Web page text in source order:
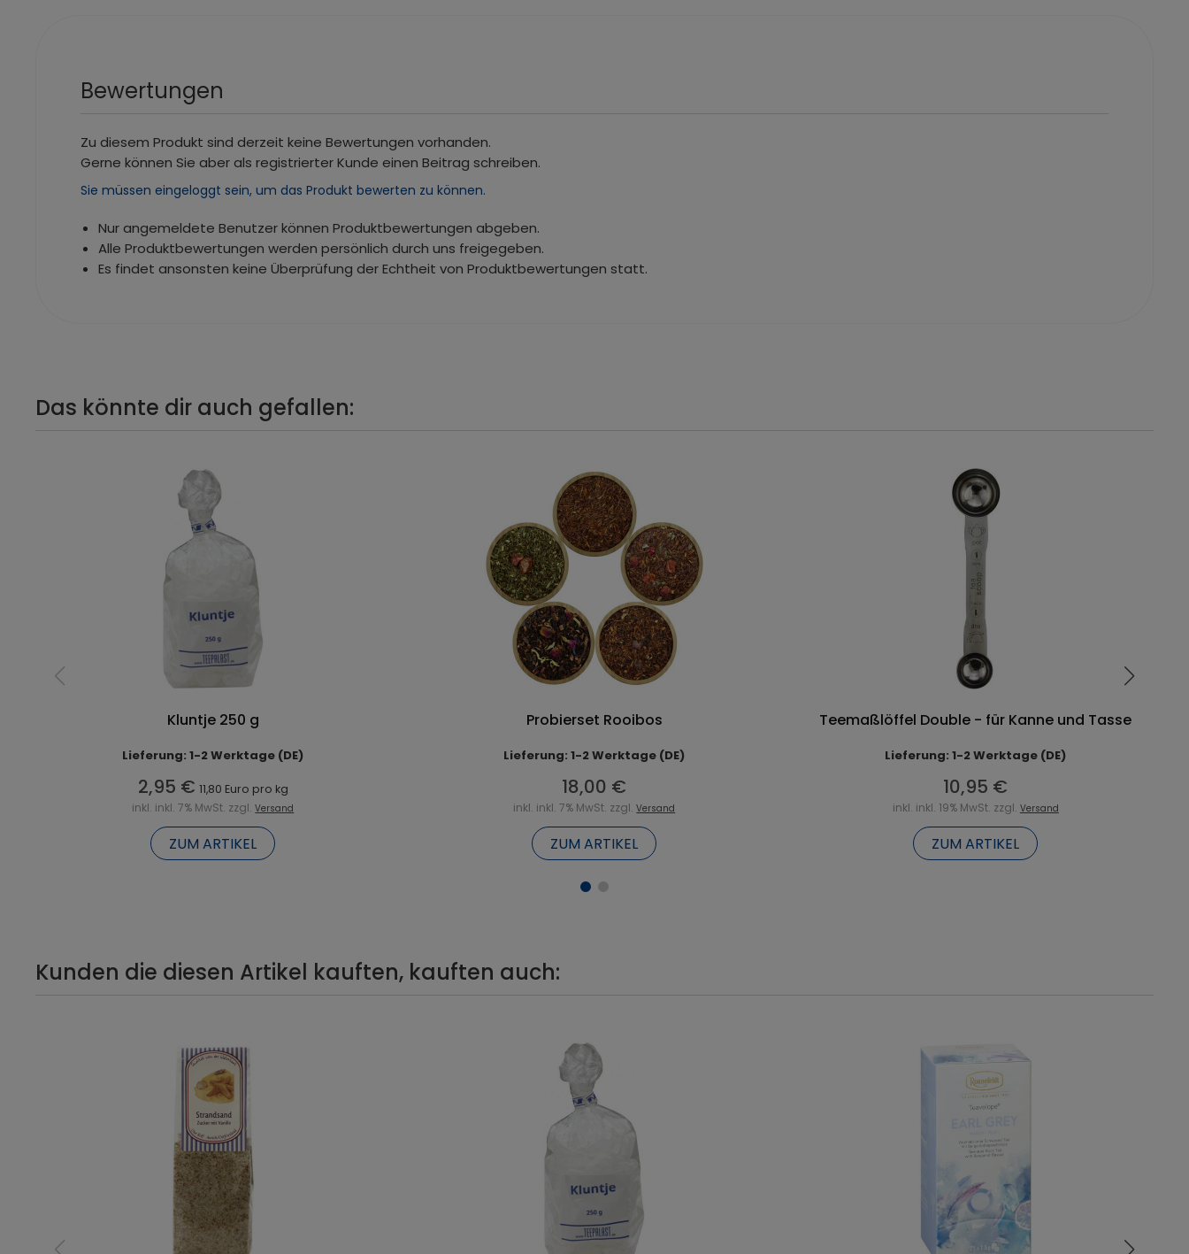
Bewertungen
Zu diesem Produkt sind derzeit keine Bewertungen vorhanden.
Gerne können Sie aber als registrierter Kunde einen Beitrag schreiben.
Sie müssen eingeloggt sein, um das Produkt bewerten zu können.
Nur angemeldete Benutzer können Produktbewertungen abgeben.
Alle Produktbewertungen werden persönlich durch uns freigegeben.
Es findet ansonsten keine Überprüfung der Echtheit von Produktbewertungen statt.
Das könnte dir auch gefallen:
Kluntje 250 g
Lieferung: 1-2 Werktage (DE)
2,95 € 11,80 Euro pro kg
inkl. inkl. 7% MwSt. zzgl.Versand
ZUM ARTIKEL
Probierset Rooibos
Lieferung: 1-2 Werktage (DE)
18,00 €
inkl. inkl. 7% MwSt. zzgl.Versand
ZUM ARTIKEL
Teemaßlöffel Double - für Kanne und Tasse
Lieferung: 1-2 Werktage (DE)
10,95 €
inkl. inkl. 19% MwSt. zzgl. Versand
ZUM ARTIKEL
Kunden die diesen Artikel kauften, kauften auch: